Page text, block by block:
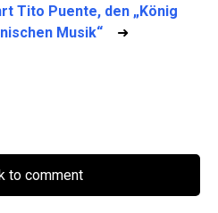
Tito Puente, den „König
Musik“ ➜
to comment